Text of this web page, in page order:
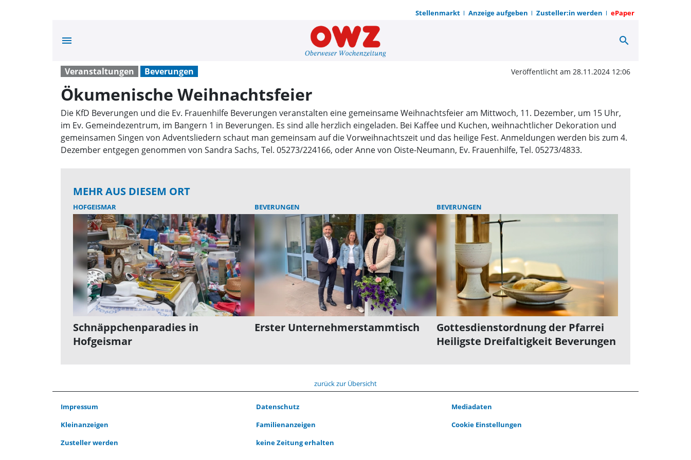
Stellenmarkt Anzeige aufgeben Zusteller:in werden ePaper
menu Ökumenische Weihnachtsfeier |
search
Veranstaltungen Beverungen Veröffentlicht am 28.11.2024 12:06
Ökumenische Weihnachtsfeier
Die KfD Beverungen und die Ev. Frauenhilfe Beverungen veranstalten eine gemeinsame Weihnachtsfeier am Mittwoch, 11. Dezember, um 15 Uhr,
im Ev. Gemeindezentrum, im Bangern 1 in Beverungen. Es sind alle herzlich eingeladen. Bei Kaffee und Kuchen, weihnachtlicher Dekoration und
gemeinsamen Singen von Adventsliedern schaut man gemeinsam auf die Vorweihnachtszeit und das heilige Fest. Anmeldungen werden bis zum 4.
Dezember entgegen genommen von Sandra Sachs, Tel. 05273/224166, oder Anne von Oiste-Neumann, Ev. Frauenhilfe, Tel. 05273/4833.
MEHR AUS DIESEM ORT
HOFGEISMAR
Schnäppchenparadies in
Hofgeismar
BEVERUNGEN
Erster Unternehmerstammtisch
BEVERUNGEN
Gottesdienstordnung der Pfarrei
Heiligste Dreifaltigkeit Beverungen
zurück zur Übersicht
Impressum Datenschutz
Mediadaten
Kleinanzeigen
Familienanzeigen
Cookie Einstellungen
Zusteller werden
keine Zeitung erhalten